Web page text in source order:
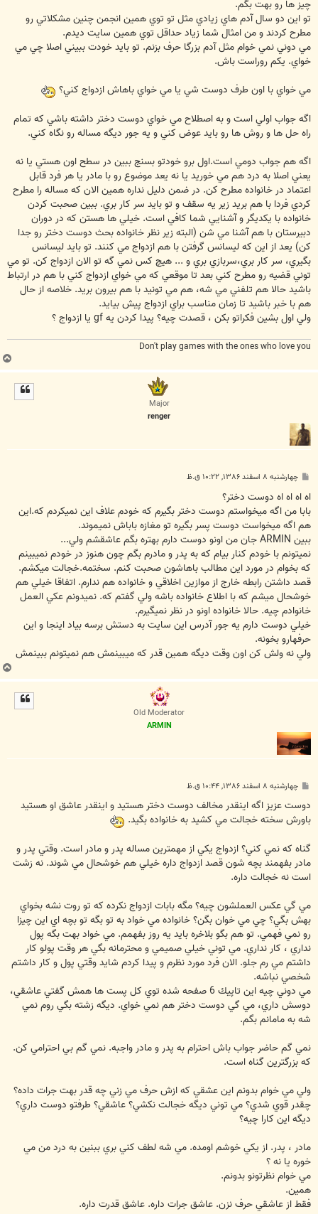
چيز ها رو بهت بگم.
تو اين دو سال آدم هاي زيادي مثل تو توي همين انجمن چنين مشكلاتي رو
مطرح كردند و من امثال شما زياد حداقل توي همين سايت ديدم.
مي دوني نمي خوام مثل آدم بزرگا حرف بزنم. تو بايد خودت ببيني اصلا چي مي
خواي. يكم روراست باش.
مي خواي با اون طرف دوست شي يا مي خواي باهاش ازدواج كني؟
اگه جواب اولي است و به اصطلاح مي خواي دوست دختر داشته باشي كه تمام
راه حل ها و روش ها رو بايد عوض كني و يه جور ديگه مساله رو نگاه كني.
اگه هم جواب دومي است.اول برو خودتو بسنج ببين در سطح اون هستي يا نه
يعني اصلا به درد هم مي خوريد يا نه يعد موضوع رو با مادر يا هر فرد قابل
اعتماد در خانواده مطرح كن. در ضمن دليل نداره همين الان كه مساله را مطرح
كردي فردا با هم بريد زير يه سقف و تو بايد سر كار بري. ببين صحبت كردن
خانواده با يكديگر و آشنايي شما كافي است. خيلي ها هستن كه در دوران
دبيرستان با هم آشنا مي شن (البته زير نظر خانواده بحث دوست دختر رو جدا
كن) يعد از اين كه ليسانس گرفتن با هم ازدواج مي كنند. تو بايد ليسانس
بگيري، سر كار بري،سربازي بري و ... هيچ كس نمي گه تو الان ازدواج كن. تو مي
توني قضيه رو مطرح كني بعد تا موقعي كه مي خواي ازدواج كني با هم در ارتباط
باشيد حالا هم تلفني مي شه، هم مي تونيد با هم بيرون بريد. خلاصه از حال
هم با خبر باشيد تا زمان مناسب براي ازدواج پيش بيايد.
ولي اول بشين فكراتو بكن ، قصدت چيه؟ پيدا كردن يه gf يا ازدواج ؟
Don't play games with the ones who love you
ب
ا
Major
renger
پ
ت
چهارشنبه ۸ اسفند ۱۳۸۶, ۱۰:۲۲ ق.ظ
اه اه اه اه دوست دختر؟
بابا من اگه ميخواستم دوست دختر بگيرم که خودم علاف اين نميکردم که.اين
هم اگه ميخواست دوست پسر بگيره تو مغازه باباش نميموند.
ببين ARMIN جان من اونو دوست دارم بهتره بگم عاشقشم ولي...
نميتونم با خودم کنار بيام که به پدر و مادرم بگم چون هنوز در خودم نميبينم
که بخوام در مورد اين مطالب باهاشون صحبت کنم. سختمه.خجالت ميکشم.
قصد داشتن رابطه خارج از موازين اخلاقي و خانواده هم ندارم. اتفاقا خيلي هم
خوشحال ميشم که با اطلاع خانواده باشه ولي گفتم که. نميدونم عکي العمل
خانوادم چيه. حالا خانواده اونو در نظر نميگيرم.
خيلي دوست دارم يه جور آدرس اين سايت به دستش برسه بياد اينجا و اين
حرفهارو بخونه.
ولي نه ولش کن اون وقت ديگه همين قدر که ميبينمش هم نميتونم ببينمش
ب
ا
Old Moderator
ARMIN
پ
ت
چهارشنبه ۸ اسفند ۱۳۸۶, ۱۰:۴۴ ق.ظ
دوست عزيز اگه اينقدر مخالف دوست دختر هستيد و اينقدر عاشق او هستيد
باورش سخته خجالت مي كشيد به خانواده بگيد.
گناه كه نمي كني؟ ازدواج يكي از مهمترين مساله پدر و مادر است. وقتي پدر و
مادر بفهمند بچه شون قصد ازدواج داره خيلي هم خوشحال مي شوند. نه زشت
است نه خجالت داره.
مي گي عكس العملشون چيه؟ مگه بابات ازدواج نكرده كه تو روت نشه بخواي
بهش بگي؟ چي مي خوان بگن؟ خانواده مي خواد به تو بگه تو بچه اي اين چيزا
رو نمي فهمي. تو هم بگو بلاخره بايد يه روز بفهمم. مي خواد بهت بگه پول
نداري ، كار نداري. مي توني خيلي صميمي و محترمانه بگي هر وقت پولو كار
داشتم مي رم جلو. الان فرد مورد نظرم و پيدا كردم شايد وقتي پول و كار داشتم
شخصي نباشه.
مي دوني چيه اين تاپيك 6 صفحه شده توي كل پست ها همش گفتي عاشقي‏،
دوسش داري، مي گي دوست دختر هم نمي خواي. ديگه زشته بگي روم نمي
شه به مامانم بگم.
نمي گم حاضر جواب باش احترام به پدر و مادر واجبه. نمي گم بي احترامي كن.
كه بزرگترين گناه است.
ولي مي خوام بدونم اين عشقي كه ازش حرف مي زني چه قدر بهت جرات داده؟
چقدر قوي شدي؟ مي توني ديگه خجالت نكشي؟ عاشقي؟ طرفتو دوست داري؟
ديگه اين كارا چيه؟
مادر ، پدر. از يكي خوشم اومده. مي شه لطف كني بري ببنين به درد من مي
خوره يا نه ؟
مي خوام نظرتونو بدونم.
همين.
فقط از عاشقي حرف نزن. عاشق جرات داره. عاشق قدرت داره.